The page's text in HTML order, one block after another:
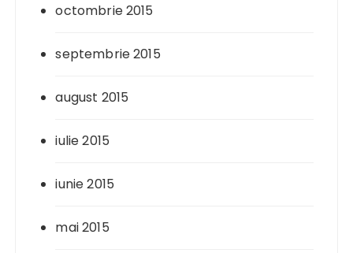
octombrie 2015
septembrie 2015
august 2015
iulie 2015
iunie 2015
mai 2015